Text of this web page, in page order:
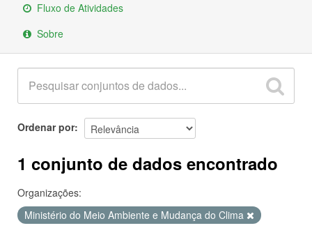
Fluxo de Atividades
Sobre
Ordenar por
1 conjunto de dados encontrado
Organizações:
Ministério do Meio Ambiente e Mudança do Clima